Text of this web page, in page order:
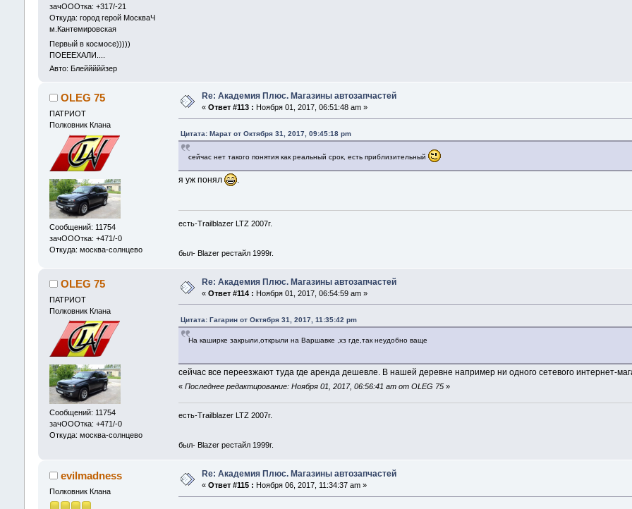
зачОООтка: +317/-21
Откуда: город герой МоскваЧ
м.Кантемировская
Первый в космосе)))))
ПОЕЕЕХАЛИ....
Авто: Блейййййзер
OLEG 75
ПАТРИОТ
Полковник Клана
Сообщений: 11754
зачОООтка: +471/-0
Откуда: москва-солнцево
Re: Академия Плюс. Магазины автозапчастей
« Ответ #113 : Ноября 01, 2017, 06:51:48 am »
Цитата: Марат от Октября 31, 2017, 09:45:18 pm
сейчас нет такого понятия как реальный срок, есть приблизительный
я уж понял .
есть-Trailblazer LTZ 2007г.
был- Blazer рестайл 1999г.
OLEG 75
ПАТРИОТ
Полковник Клана
Сообщений: 11754
зачОООтка: +471/-0
Откуда: москва-солнцево
Re: Академия Плюс. Магазины автозапчастей
« Ответ #114 : Ноября 01, 2017, 06:54:59 am »
Цитата: Гагарин от Октября 31, 2017, 11:35:42 pm
На каширке закрыли,открыли на Варшавке ,хз где,так неудобно ваще
сейчас все переезжают туда где аренда дешевле. В нашей деревне например ни одного сетевого интернет-
«Последнее редактирование: Ноября 01, 2017, 06:56:41 am от OLEG 75 »
есть-Trailblazer LTZ 2007г.
был- Blazer рестайл 1999г.
evilmadness
Полковник Клана
Re: Академия Плюс. Магазины автозапчастей
« Ответ #115 : Ноября 06, 2017, 11:34:37 am »